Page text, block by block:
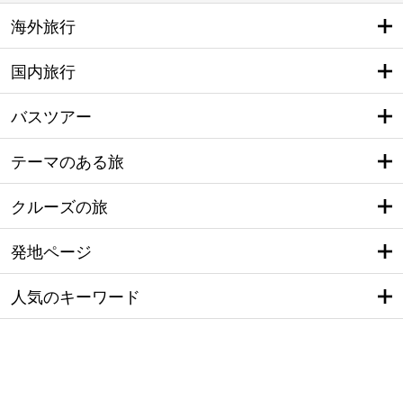
海外旅行
国内旅行
バスツアー
テーマのある旅
クルーズの旅
発地ページ
人気のキーワード